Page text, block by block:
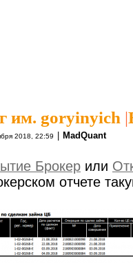
им. goryinyich |
2018, 22:59 | MadQuant
Брокер или
отчете